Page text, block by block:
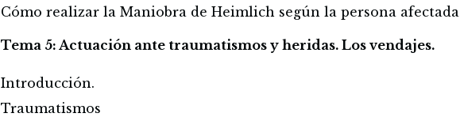
Cómo realizar la Maniobra de Heimlich según la persona afectada
Tema 5: Actuación ante traumatismos y heridas. Los vendajes.
Introducción.
Traumatismos